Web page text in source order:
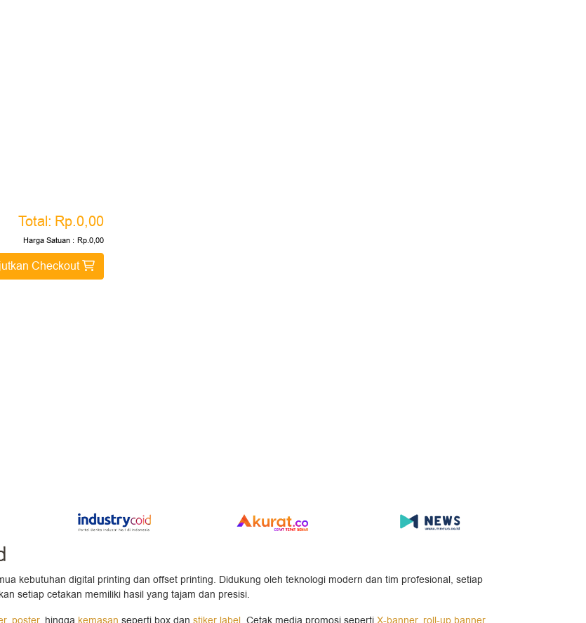
Total: Rp.0,00
Harga Satuan : Rp.0,00
Checkout
kebutuhan digital printing dan offset printing. Didukung oleh teknologi modern dan tim profesional, setiap
setiap cetakan memiliki hasil yang tajam dan presisi.